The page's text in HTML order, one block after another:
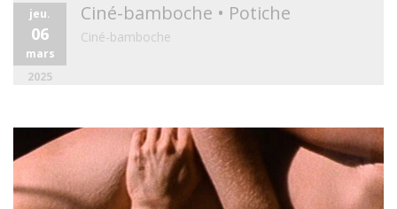
jeu.
06
mars
2025
Ciné-bamboche • Potiche
Ciné-bamboche